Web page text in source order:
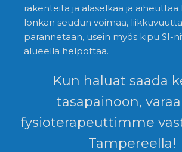
rakenteita ja alaselkää ja aiheuttaa
lonkan seudun voimaa,
parannetaan, usein myös kipu SI-
alueella helpottaa.
Kun haluat saada
tasapainoon,
fysioterapeuttimme
Tampereella!